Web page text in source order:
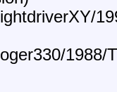
1988/